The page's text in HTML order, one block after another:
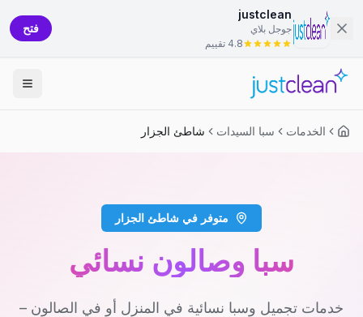
justclean
جوجل بلاي
4.8 تقييم
فتح
الخدمات سبا السيدات شاطئ الجزار
متوفر في شاطئ الجزار
سبا وصالون نسائي
خدمات تجميل وسبا نسائية في المنزل أو في الصالون –